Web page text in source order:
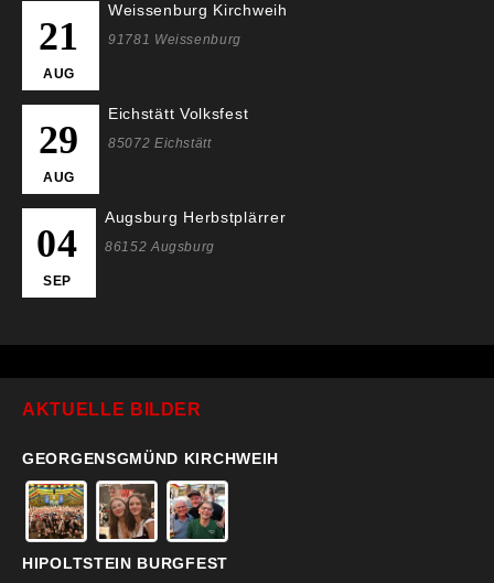
21
AUG
Weissenburg Kirchweih
91781 Weissenburg
29
AUG
Eichstätt Volksfest
85072 Eichstätt
04
SEP
Augsburg Herbstplärrer
86152 Augsburg
AKTUELLE BILDER
GEORGENSGMÜND KIRCHWEIH
HIPOLTSTEIN BURGFEST